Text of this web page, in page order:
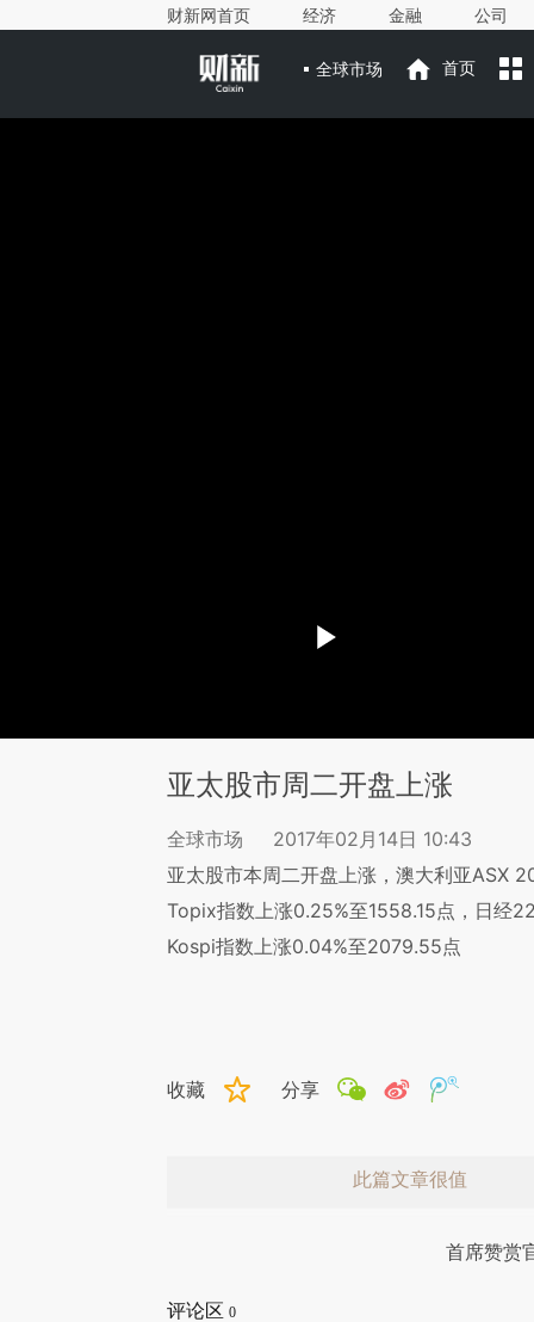
财新网首页 经济 金融 公司
全球市场 首页
亚太股市周二开盘上涨
全球市场
2017年02月14日 10:43
亚太股市本周二开盘上涨，澳大利亚ASX
Topix指数上涨0.25%至1558.15点，日经
Kospi指数上涨0.04%至2079.55点
收藏 分享
此篇文章很值
首席赞赏
评论区 0